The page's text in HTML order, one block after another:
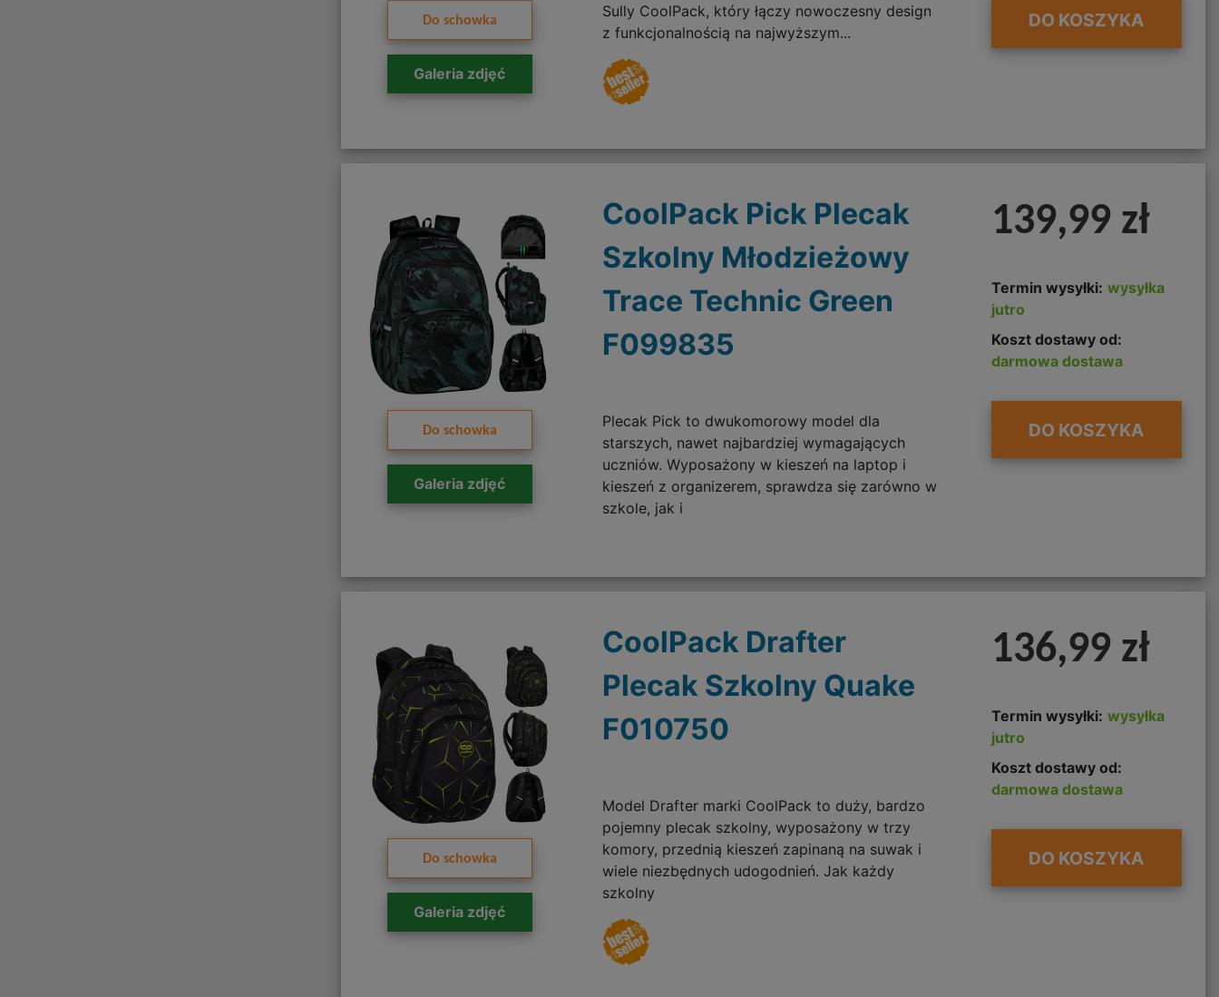
Do schowka
Galeria zdjęć
Sully CoolPack, który łączy nowoczesny design
z funkcjonalnością na najwyższym...
DO KOSZYKA
Do schowka
Galeria zdjęć
CoolPack Pick Plecak
Szkolny Młodzieżowy
Trace Technic Green
F099835
Plecak Pick to dwukomorowy model dla
starszych, nawet najbardziej wymagających
uczniów. Wyposażony w kieszeń na laptop i
kieszeń z organizerem, sprawdza się zarówno w
szkole, jak i
139,99 zł
Termin wysyłki: wysyłka
jutro
Koszt dostawy od:
darmowa dostawa
DO KOSZYKA
Do schowka
Galeria zdjęć
CoolPack Drafter
Plecak Szkolny Quake
F010750
Model Drafter marki CoolPack to duży, bardzo
pojemny plecak szkolny, wyposażony w trzy
komory, przednią kieszeń zapinaną na suwak i
wiele niezbędnych udogodnień. Jak każdy
szkolny
136,99 zł
Termin wysyłki: wysyłka
jutro
Koszt dostawy od:
darmowa dostawa
DO KOSZYKA